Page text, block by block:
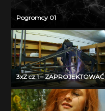
Pogromcy 01
3xZ cz.1 – ZAPROJEKTOWAĆ